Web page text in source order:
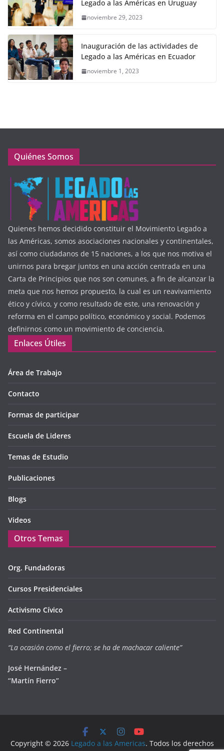
Legado a las Américas en Uruguay
noviembre 29, 2023
Inauguración de las actividades de
Legado a las Américas en Ecuador
noviembre 1, 2023
Quiénes Somos
Quienes hemos decidido constituir el Movimiento Legado a
las Américas, somos asociaciones nacionales y continentales,
así como ciudadanos de 15 naciones, a los que nos motiva el
unirnos para bregar juntos en una acción centrada en una
Carta de Principios que nos son comunes, a fin de alcanzar la
meta que nos hemos propuesto, la cual es un reavivamiento
ético y cívico, y como resultado de este, una renovación y
reforma en el campo político, económico y social. Podemos
definirnos como un movimiento de conciencia.
Enlaces Útiles
Área de Trabajo
Contacto
Formas de participar
Escuela de Lideres
Temas de Estudio
Publicaciones
Blogs
Videos
Otros Temas
Org. Fundadoras
Cursos Presidenciales
Activismo Cívico
Red Continental
“La ocasión como el fierro; se ha de machacar caliente”
José Hernández –
“Martín Fierro”
Copyright © 2026 Legado a las Americas. Todos los derechos